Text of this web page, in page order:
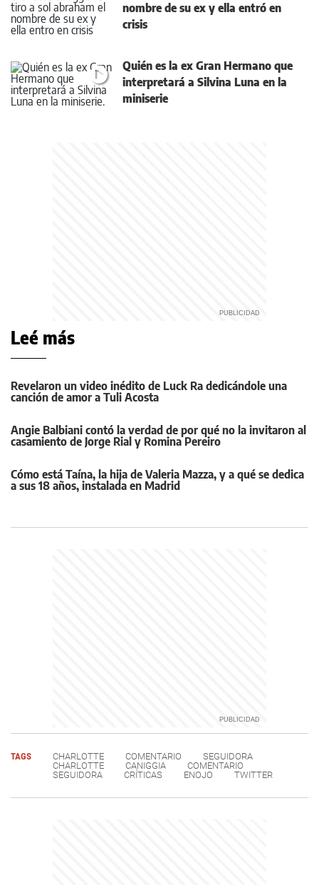
nombre de su ex y ella entró en
crisis
Quién es la ex Gran Hermano que
interpretará a Silvina Luna en la
miniserie
Leé más
Revelaron un video inédito de Luck Ra dedicándole una
canción de amor a Tuli Acosta
Angie Balbiani contó la verdad de por qué no la invitaron al
casamiento de Jorge Rial y Romina Pereiro
Cómo está Taína, la hija de Valeria Mazza, y a qué se dedica
a sus 18 años, instalada en Madrid
TAGS CHARLOTTE COMENTARIO
SEGUIDORA
CHARLOTTE
CANIGGIA
COMENTARIO
SEGUIDORA
CRÍTICAS ENOJO TWITTER